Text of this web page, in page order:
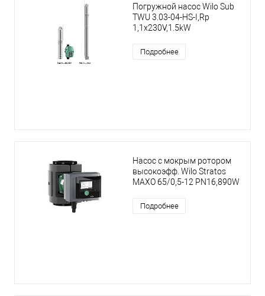
Погружной насос Wilo Sub
TWU 3.03-04-HS-I,Rp
1,1x230V,1.5kW
Подробнее
Насос с мокрым ротором
высокоэфф. Wilo Stratos
MAXO 65/0,5-12 PN16,890W
Подробнее